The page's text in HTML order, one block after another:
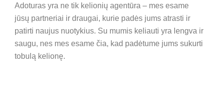
Adoturas yra ne tik kelionių agentūra – mes esame
jūsų partneriai ir draugai, kurie padės jums atrasti ir
patirti naujus nuotykius. Su mumis keliauti yra lengva ir
saugu, nes mes esame čia, kad padėtume jums sukurti
tobulą kelionę.